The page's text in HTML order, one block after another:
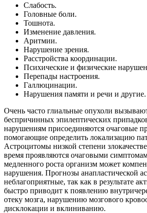
Слабость.
Головные боли.
Тошнота.
Изменение давления.
Аритмии.
Нарушение зрения.
Расстройства координации.
Психические и физические
Перепады настроения.
Галлюцинации.
Нарушения памяти и речи и другие.
Очень часто глиальные опухоли
беспричинных эпилептических
нарушениям присоединяются очаговые
помогающие определить локализацию
Астроцитомы низкой степени
время проявляются очаговыми
медленного роста организм может
нарушения. Прогнозы анапластической
неблагоприятные, так как в результате
быстро приводит к появлению
отеку мозга, нарушению мозгового
дисклокации и вклиниванию.